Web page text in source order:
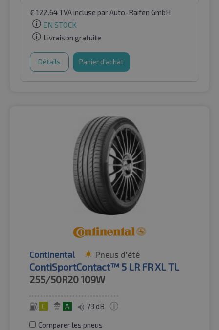
€ 122.64TVA incluse par Auto-Raifen GmbH
EN STOCK
Livraison gratuite
Détails Panier d'achat
Continental Pneus d'été
ContiSportContact™ 5 LR FR XL TL
255/50R20109W
C A 73 dB
Comparer les pneus